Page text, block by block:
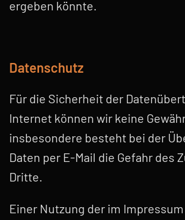
ergeben könnte.
Datenschutz
Für die Sicherheit der
Internet können wir keine
insbesondere besteht bei der
Daten per E-Mail die Gefahr des
Dritte.
Einer Nutzung der im Impressum